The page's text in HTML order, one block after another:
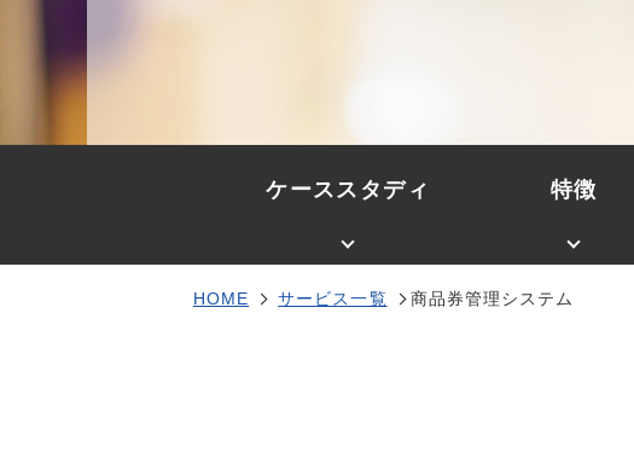
ケーススタディ 特徴
HOME サービス一覧 商品券管理システム